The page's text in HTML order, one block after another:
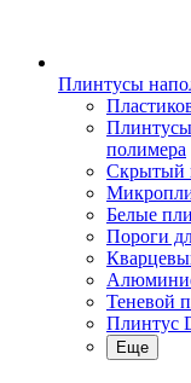
Плинтусы
полимера
Скрытый
Белые
Пороги
Теневой
Плинтус
Еще